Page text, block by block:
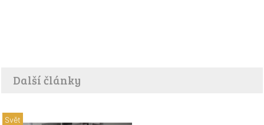
Další články
Svět